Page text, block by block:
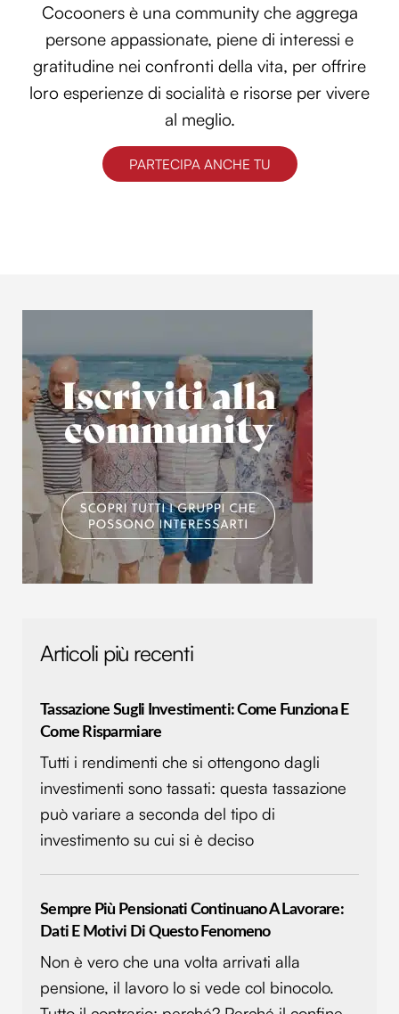
Cocooners è una community che aggrega
persone appassionate, piene di interessi e
gratitudine nei confronti della vita, per offrire
loro esperienze di socialità e risorse per vivere
al meglio.
PARTECIPA ANCHE TU
Articoli più recenti
Tassazione Sugli Investimenti: Come Funziona E
Come Risparmiare
Tutti i rendimenti che si ottengono dagli
investimenti sono tassati: questa tassazione
può variare a seconda del tipo di
investimento su cui si è deciso
Sempre Più Pensionati Continuano A Lavorare:
Dati E Motivi Di Questo Fenomeno
Non è vero che una volta arrivati alla
pensione, il lavoro lo si vede col binocolo.